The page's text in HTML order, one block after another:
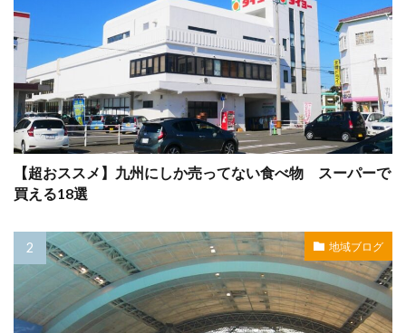
【超おススメ】九州にしか売ってない食べ物 スーパーで
買える18選
地域ブログ